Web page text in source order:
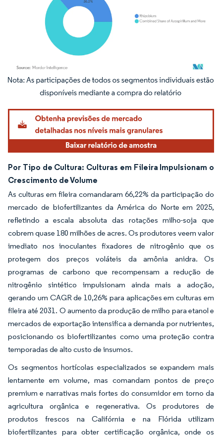
Imagem © Mordor Intelligence. O reuso requer atribuição conforme CC BY 4.0.
Por Tipo de Cultura: Culturas em Fileira Impulsionam o
Crescimento de Volume
As culturas em fileira comandaram 66,22% da participação do
mercado de biofertilizantes da América do Norte em 2025,
refletindo a escala absoluta das rotações milho-soja que
cobrem quase 180 milhões de acres. Os produtores veem valor
imediato nos inoculantes fixadores de nitrogênio que os
protegem dos preços voláteis da amônia anidra. Os
programas de carbono que recompensam a redução de
nitrogênio sintético impulsionam ainda mais a adoção,
gerando um CAGR de 10,26% para aplicações em culturas em
fileira até 2031. O aumento da produção de milho para etanol e
mercados de exportação intensifica a demanda por nutrientes,
posicionando os biofertilizantes como uma proteção contra
temporadas de alto custo de insumos.
Os segmentos hortícolas especializados se expandem mais
lentamente em volume, mas comandam pontos de preço
premium e narrativas mais fortes do consumidor em torno da
agricultura orgânica e regenerativa. Os produtores de
produtos frescos na Califórnia e na Flórida utilizam
biofertilizantes para obter certificação orgânica, onde os